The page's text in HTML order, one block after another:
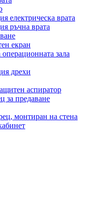
електрическа врата
ръчна врата
екран
зала
дрехи
аспиратор
за предаване
монтиран на стена